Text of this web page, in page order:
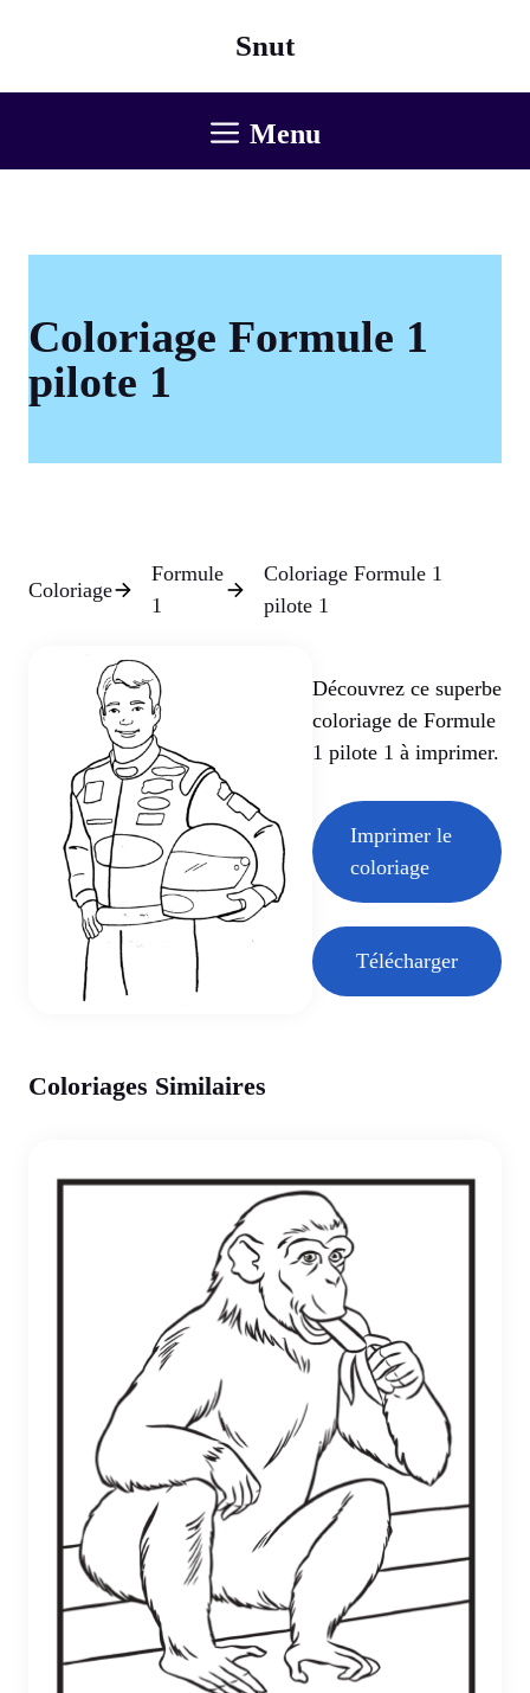
Snut
Menu
Coloriage Formule 1
pilote 1
Coloriage
Formule
1
Coloriage Formule 1
pilote 1
Découvrez ce superbe
coloriage de Formule
1 pilote 1 à imprimer.
Imprimer le
coloriage
Télécharger
Coloriages Similaires